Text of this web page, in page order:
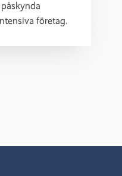
företag.